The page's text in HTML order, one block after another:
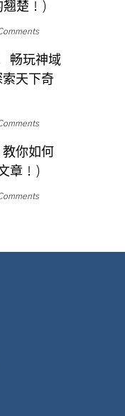
翘楚！)
畅玩神域
天下奇
你如何
章！)